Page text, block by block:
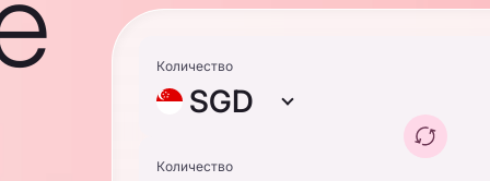
Количество
SGD
Количество